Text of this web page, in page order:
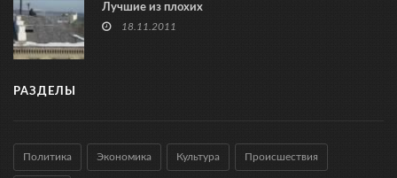
Лучшие из плохих
18.11.2011
РАЗДЕЛЫ
Политика Экономика Культура Происшествия